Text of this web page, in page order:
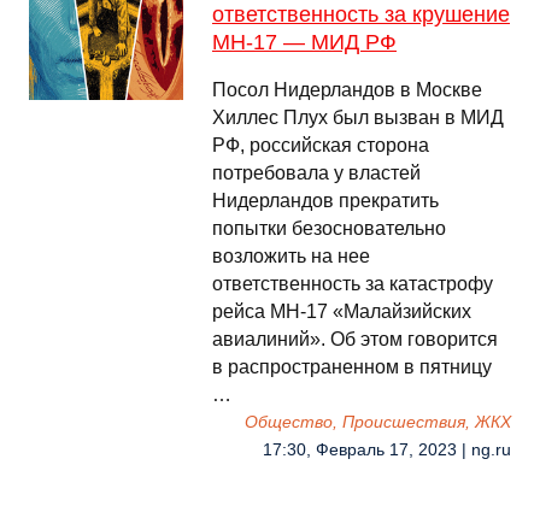
ответственность за крушение
MH-17 — МИД РФ
Посол Нидерландов в Москве
Хиллес Плух был вызван в МИД
РФ, российская сторона
потребовала у властей
Нидерландов прекратить
попытки безосновательно
возложить на нее
ответственность за катастрофу
рейса MH-17 «Малайзийских
авиалиний». Об этом говорится
в распространенном в пятницу
…
Общество, Происшествия, ЖКХ
17:30, Февраль 17, 2023 | ng.ru